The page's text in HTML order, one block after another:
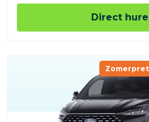
Direct
Zomerpret